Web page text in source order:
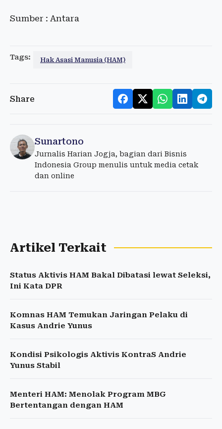
Sumber : Antara
Tags: Hak Asasi Manusia (HAM)
Share
Sunartono
Jurnalis Harian Jogja, bagian dari Bisnis
Indonesia Group menulis untuk media cetak
dan online
Artikel Terkait
Status Aktivis HAM Bakal Dibatasi lewat Seleksi,
Ini Kata DPR
Komnas HAM Temukan Jaringan Pelaku di
Kasus Andrie Yunus
Kondisi Psikologis Aktivis KontraS Andrie
Yunus Stabil
Menteri HAM: Menolak Program MBG
Bertentangan dengan HAM